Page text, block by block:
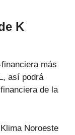
K
más
así podrá
de la
Noroeste